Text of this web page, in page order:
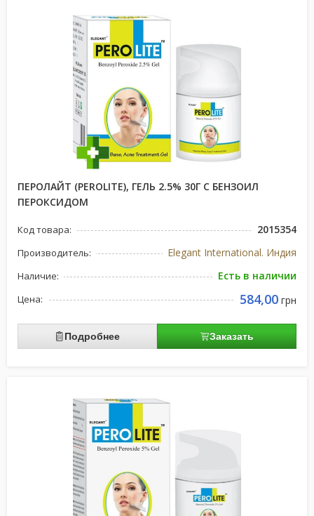
ПЕРОЛАЙТ (PEROLITE), ГЕЛЬ 2.5% 30Г С БЕНЗОИЛ
ПЕРОКСИДОМ
Код товара: 2015354
Производитель: Elegant International. Индия
Наличие: Есть в наличии
Цена: 584,00 грн
Подробнее Заказать